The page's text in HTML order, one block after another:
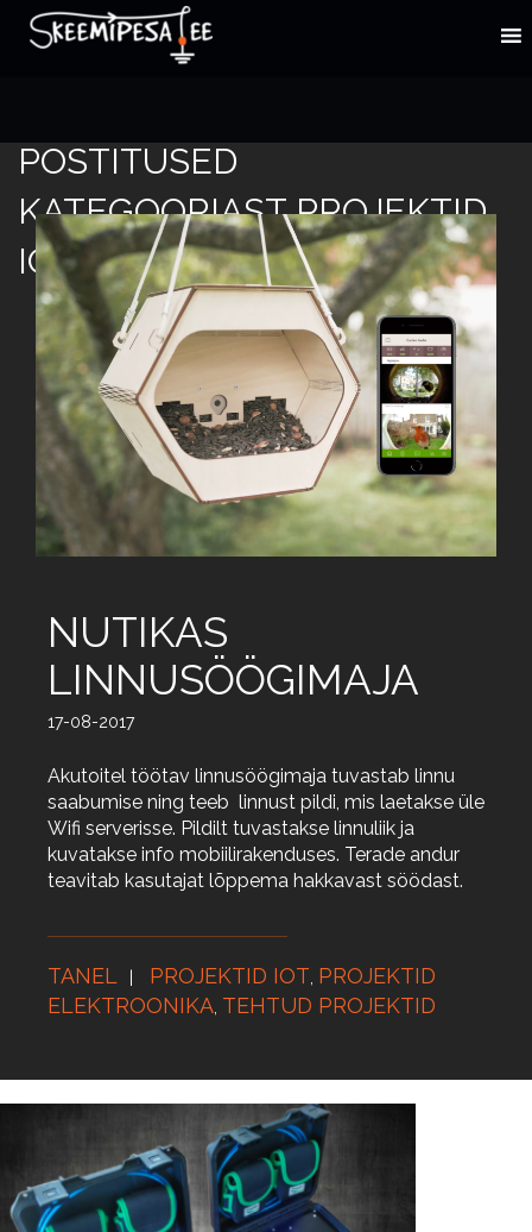
POSTITUSED
KATEGOORIAST PROJEKTID
IOT
NUTIKAS
LINNUSÖÖGIMAJA
17-08-2017
Akutoitel töötav linnusöögimaja tuvastab linnu
saabumise ning teeb linnust pildi, mis laetakse üle
Wifi serverisse. Pildilt tuvastakse linnuliik ja
kuvatakse info mobiilirakenduses. Terade andur
teavitab kasutajat lõppema hakkavast söödast.
TANEL PROJEKTID IOT PROJEKTID
ELEKTROONIKA TEHTUD PROJEKTID